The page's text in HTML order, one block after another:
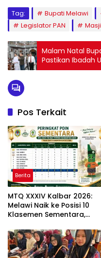
Tag: Bupati Melawi
Legislator PAN
Malam Natal
Pastikan Ibadah
Lancar
Pos Terkait
Berita
MTQ XXXIV Kalbar 2026:
Melawi Naik ke Posisi 10
Klasemen Sementara,
Peringkat Lebih Baik
Berlanjut